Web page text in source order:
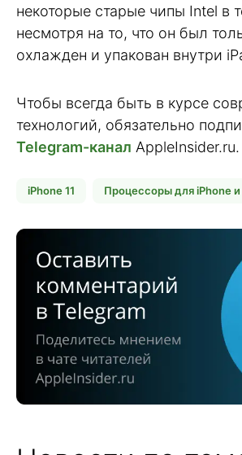
некоторые старые чипы Intel в
несмотря на то, что он был
охлажден и упакован внутри
Чтобы всегда быть в курсе
технологий, обязательно
Telegram-канал AppleInsider.ru.
iPhone 11 Процессоры для iPhone и